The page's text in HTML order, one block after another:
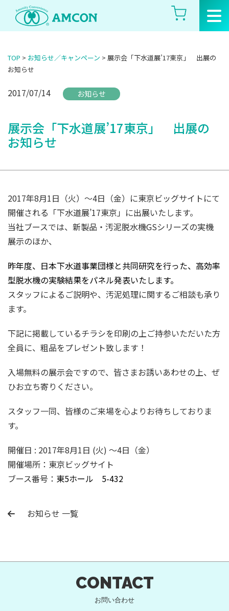
Skip
the
TOP > お知らせ／キャンペーン > 展示会「下水道展’17東京」 出展の
お知らせ
2017/07/14 お知らせ
展示会「下水道展’17東京」 出展の
お知らせ
2017年8月1日（火）～4日（金）に東京ビッグサイトにて
開催される「下水道展’17東京」に出展いたします。
当社ブースでは、新製品・汚泥脱水機GSシリーズの実機
展示のほか、
昨年度、日本下水道事業団様と共同研究を行った、高効率
型脱水機の実験結果をパネル発表いたします。
スタッフによるご説明や、汚泥処理に関するご相談も承り
ます。
下記に掲載しているチラシを印刷の上ご持参いただいた方
全員に、粗品をプレゼント致します！
入場無料の展示会ですので、皆さまお誘いあわせの上、ぜ
ひお立ち寄りください。
スタッフ一同、皆様のご来場を心よりお待ちしておりま
す。
開催日 : 2017年8月1日 (火) ～4日（金）
開催場所：東京ビッグサイト
ブース番号： 東5ホール 5-432
お知らせ 一覧
CONTACT
お問い合わせ